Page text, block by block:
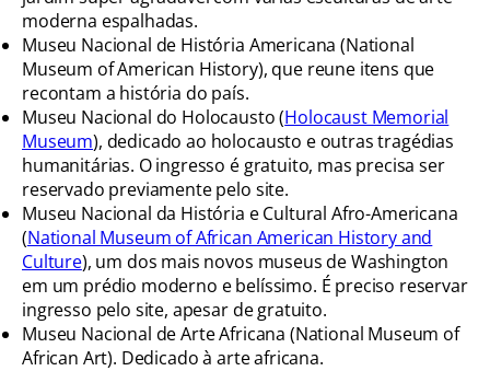
moderna espalhadas.
Museu Nacional de História Americana (National
Museum of American History), que reune itens que
recontam a história do país.
Museu Nacional do Holocausto (Holocaust Memorial
Museum), dedicado ao holocausto e outras tragédias
humanitárias. O ingresso é gratuito, mas precisa ser
reservado previamente pelo site.
Museu Nacional da História e Cultural Afro-Americana
(National Museum of African American History and
Culture), um dos mais novos museus de Washington
em um prédio moderno e belíssimo. É preciso reservar
ingresso pelo site, apesar de gratuito.
Museu Nacional de Arte Africana (National Museum of
African Art). Dedicado à arte africana.